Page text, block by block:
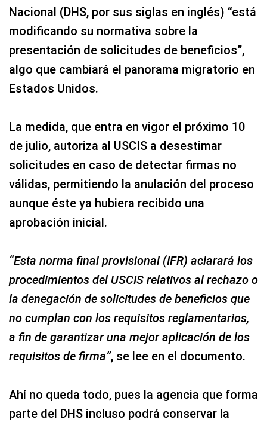
Nacional (DHS, por sus siglas en inglés) “está
modificando su normativa sobre la
presentación de solicitudes de beneficios”,
algo que cambiará el panorama migratorio en
Estados Unidos.
La medida, que entra en vigor el próximo 10
de julio, autoriza al USCIS a desestimar
solicitudes en caso de detectar firmas no
válidas, permitiendo la anulación del proceso
aunque éste ya hubiera recibido una
aprobación inicial.
“Esta norma final provisional (IFR) aclarará los
procedimientos del USCIS relativos al rechazo o
la denegación de solicitudes de beneficios que
no cumplan con los requisitos reglamentarios,
a fin de garantizar una mejor aplicación de los
requisitos de firma”, se lee en el documento.
Ahí no queda todo, pues la agencia que forma
parte del DHS incluso podrá conservar la